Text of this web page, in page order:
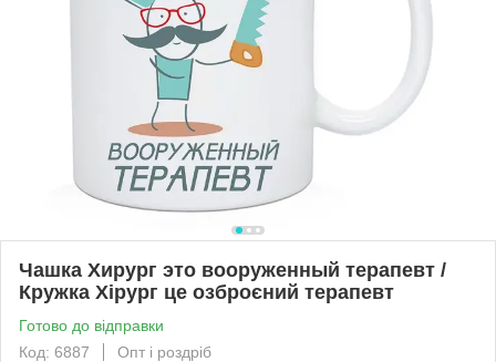
Чашка Хирург это вооруженный терапевт /
Кружка Хірург це озброєний терапевт
Готово до відправки
Код: 6887
Опт і роздріб